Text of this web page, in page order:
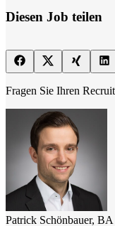
Diesen Job teilen
Fragen Sie Ihren
Patrick Schönbauer, BA